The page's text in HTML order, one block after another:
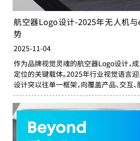
航空器Logo设计-2025年无人机与
势
2025-11-04
作为品牌视觉灵魂的航空器Logo设计，
定位的关键载体。2025年行业视觉语言迎
设计突以往单一框架，向覆盖产品、交互、
eVTOL品牌设计则聚焦“安全信任”与“体